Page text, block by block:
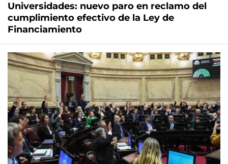
Universidades: nuevo paro en reclamo del
cumplimiento efectivo de la Ley de
Financiamiento